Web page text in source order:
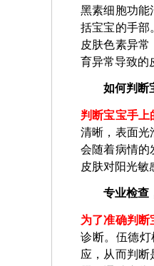
黑素细胞功能
括宝宝的手部
皮肤色素异
育异常导致的
如何判断
判断宝宝手
清晰，表面光
会随着病情的
皮肤对阳光敏
专业检查
为了准确判断
诊断。伍德
应，从而判断